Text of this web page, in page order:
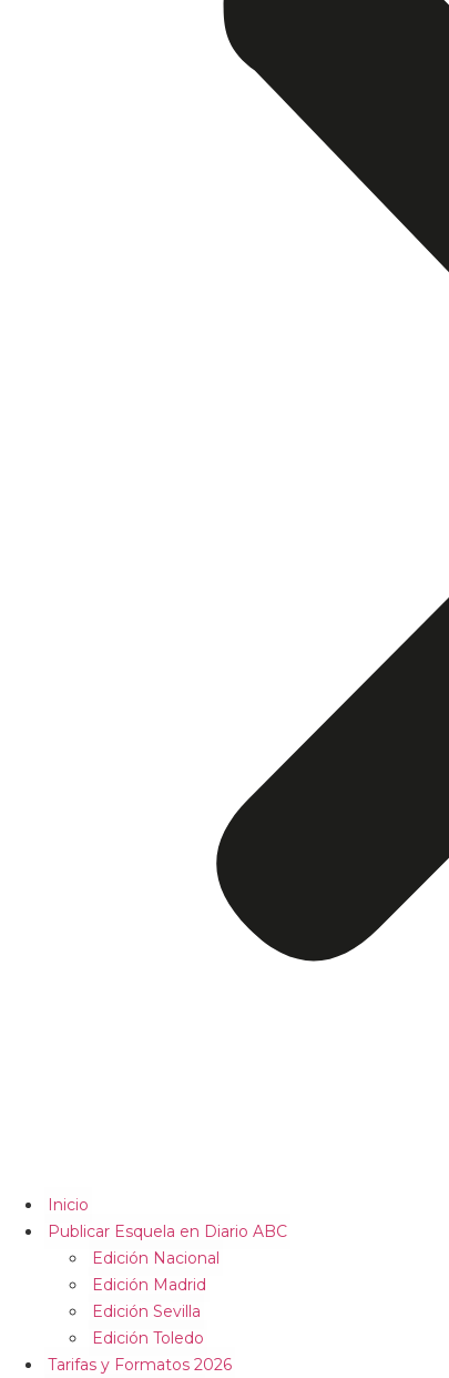
Inicio
Publicar Esquela en Diario ABC
Edición Nacional
Edición Madrid
Edición Sevilla
Edición Toledo
Tarifas y Formatos 2026